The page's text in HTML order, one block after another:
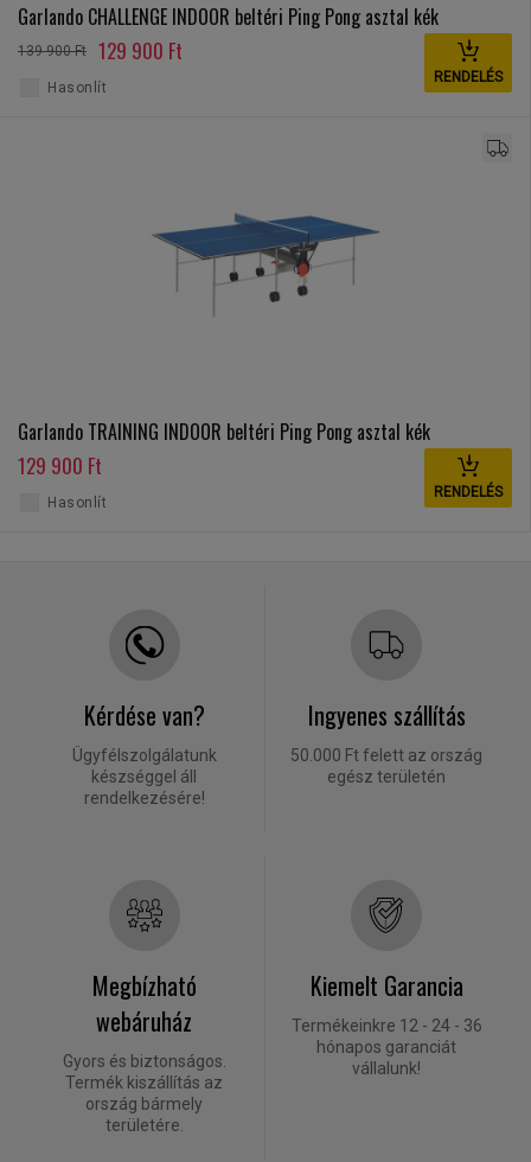
Garlando CHALLENGE INDOOR beltéri Ping Pong asztal kék
139 900 Ft 129 900 Ft
RENDELÉS
Hasonlít
Garlando TRAINING INDOOR beltéri Ping Pong asztal kék
129 900 Ft
RENDELÉS
Hasonlít
Kérdése van?
Ügyfélszolgálatunk
készséggel áll
rendelkezésére!
Ingyenes szállítás
50.000 Ft felett az ország
egész területén
Megbízható
webáruház
Gyors és biztonságos.
Termék kiszállítás az
ország bármely
területére.
Kiemelt Garancia
Termékeinkre 12 - 24 - 36
hónapos garanciát
vállalunk!